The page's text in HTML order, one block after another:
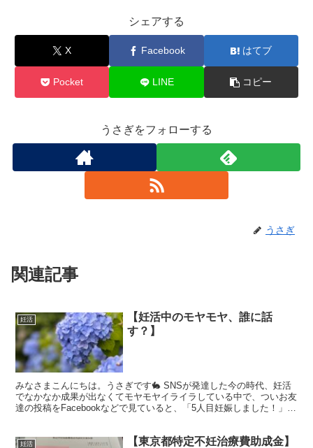
シェアする
X Facebook はてブ
Pocket LINE コピー
うさぎをフォローする
うさぎ
関連記事
妊活
【妊活中のモヤモヤ、誰に話
す？】
みなさまこんにちは。うさぎです🐇 SNSが発達した今の時代、妊活
でなかなか成果が出なくてモヤモヤイライラしている中で、ついお友
達の投稿をFacebookなどで見ていると、「5人目妊娠しました！」と
妊活
【東京都特定不妊治療費助成金】